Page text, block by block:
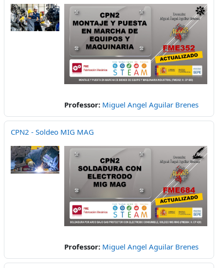
Professor: Miguel Angel Aguilar Brenes
CPN2 - Soldeo MIG MAG
Professor: Miguel Angel Aguilar Brenes